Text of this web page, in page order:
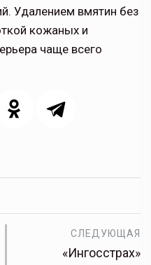
Удалением вмятин без
кожаных и
чаще всего
СЛЕДУЮЩАЯ
«Ингосстрах»